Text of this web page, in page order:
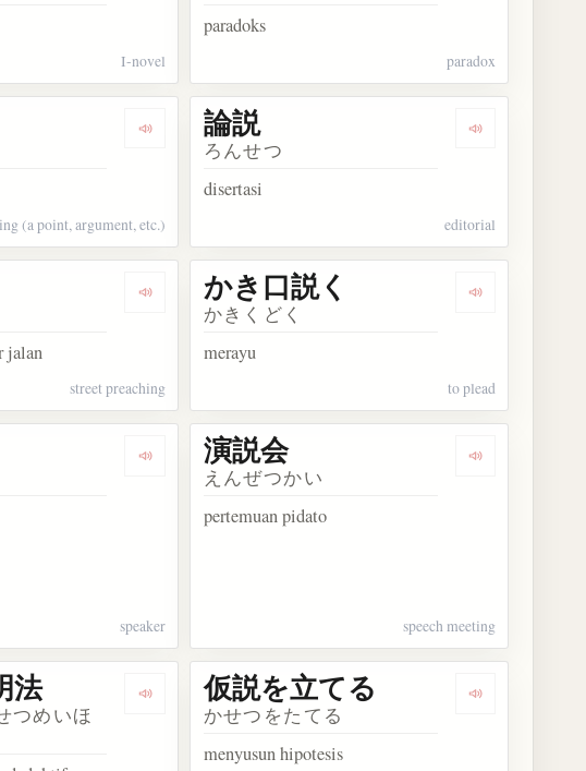
I-novel
paradoks
paradox
Dengarkan kosakata 力説
(a point, argument, etc.)
Dengarkan
論説
ろんせつ
disertasi
editorial
Dengarkan kosakata 辻説法
jalan
street preaching
Dengarkan
かき口説く
かきくどく
merayu
to plead
ラム保守説明書 Dengarkan kosakata 演説家
speaker
Dengarkan
演説会
えんぜつかい
pertemuan pidato
speech meeting
Dengarkan kosakata 演繹的説明法
法
つめいほ
Dengarkan
仮説を立てる
かせつをたてる
menyusun hipotesis